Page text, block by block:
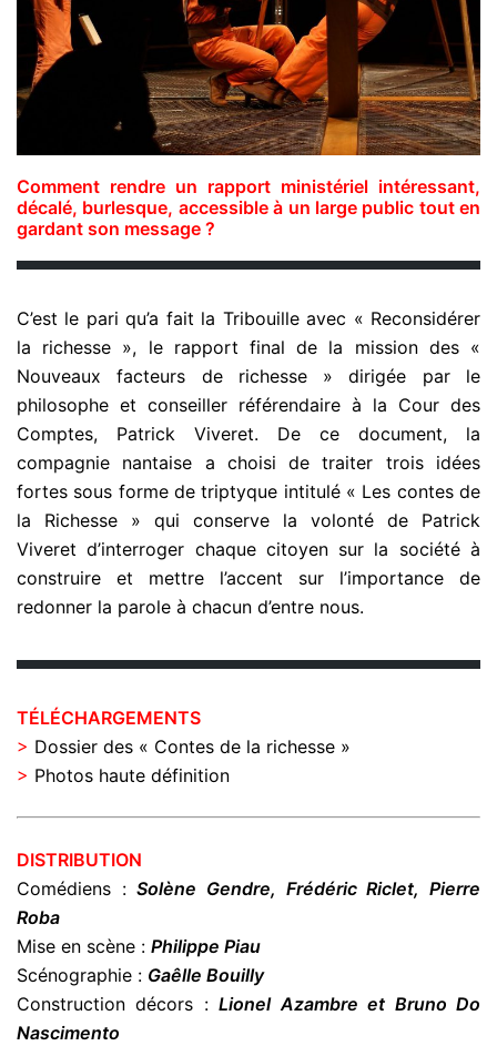
Comment rendre un rapport ministériel intéressant,
décalé, burlesque, accessible à un large public tout en
gardant son message ?
C’est le pari qu’a fait la Tribouille avec « Reconsidérer
la richesse », le rapport final de la mission des «
Nouveaux facteurs de richesse » dirigée par le
philosophe et conseiller référendaire à la Cour des
Comptes, Patrick Viveret. De ce document, la
compagnie nantaise a choisi de traiter trois idées
fortes sous forme de triptyque intitulé « Les contes de
la Richesse » qui conserve la volonté de Patrick
Viveret d’interroger chaque citoyen sur la société à
construire et mettre l’accent sur l’importance de
redonner la parole à chacun d’entre nous.
TÉLÉCHARGEMENTS
> Dossier des « Contes de la richesse »
> Photos haute définition
DISTRIBUTION
Comédiens :Solène Gendre, Frédéric Riclet, Pierre
Roba
Mise en scène : Philippe Piau
Scénographie : Gaêlle Bouilly
Construction décors :Lionel Azambre et Bruno Do
Nascimento